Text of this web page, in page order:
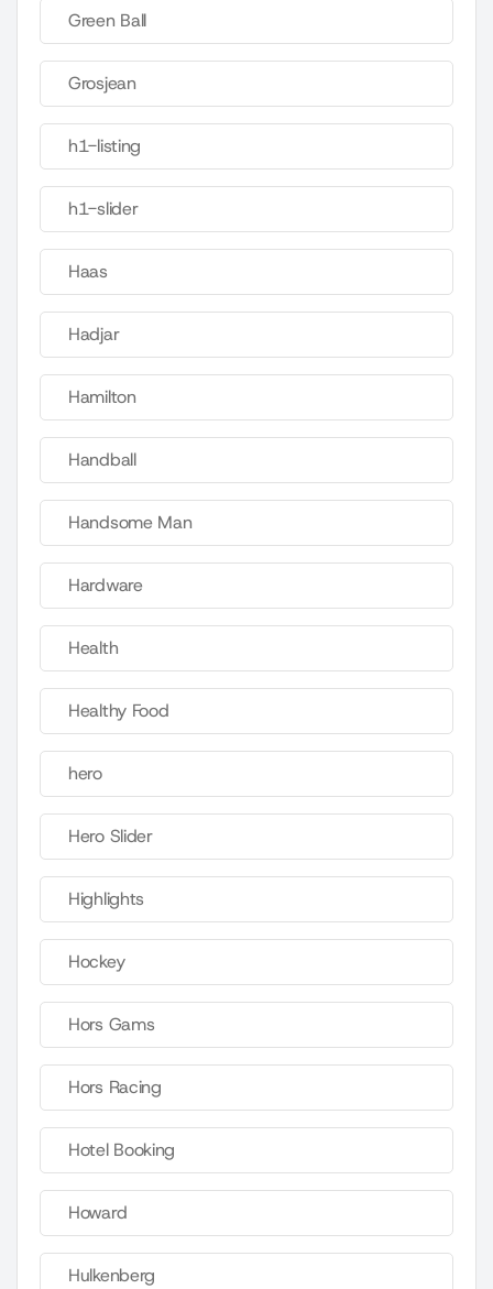
Green Ball
Grosjean
h1-listing
h1-slider
Haas
Hadjar
Hamilton
Handball
Handsome Man
Hardware
Health
Healthy Food
hero
Hero Slider
Highlights
Hockey
Hors Gams
Hors Racing
Hotel Booking
Howard
Hulkenberg